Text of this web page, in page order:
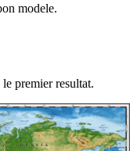
modele.
premier resultat.